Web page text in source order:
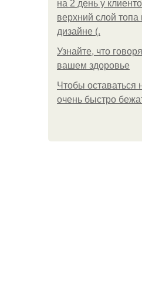
на 2 день у
верхний слой топа
дизайне (.
Узнайте, что
вашем здоровье
Чтобы оставаться
очень быстро